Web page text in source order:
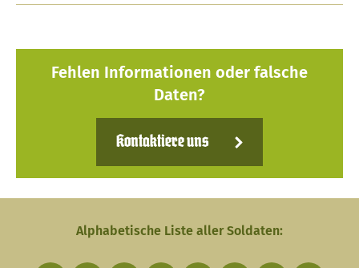
Fehlen Informationen oder falsche
Daten?
Kontaktiere uns
Alphabetische Liste aller Soldaten: